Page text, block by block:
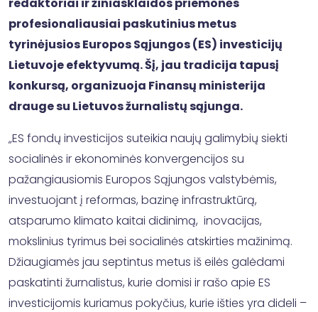
profesionaliausiai paskutinius metus
tyrinėjusios Europos Sąjungos (ES) investicijų
Lietuvoje efektyvumą. Šį, jau tradicija tapusį
konkursą, organizuoja Finansų ministerija
drauge su Lietuvos žurnalistų sąjunga.
„ES fondų investicijos suteikia naujų galimybių siekti
socialinės ir ekonominės konvergencijos su
pažangiausiomis Europos Sąjungos valstybėmis,
investuojant į reformas, bazinę infrastruktūrą,
atsparumo klimato kaitai didinimą, inovacijas,
mokslinius tyrimus bei socialinės atskirties mažinimą.
Džiaugiamės jau septintus metus iš eilės galėdami
paskatinti žurnalistus, kurie domisi ir rašo apie ES
investicijomis kuriamus pokyčius, kurie išties yra dideli –